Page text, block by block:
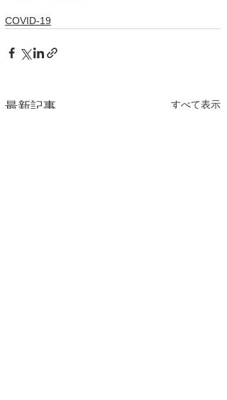
COVID-19
最新記事 すべて表示